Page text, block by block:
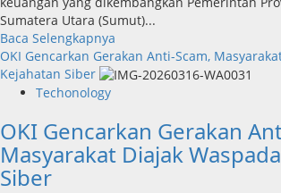
Sumatera Utara (Sumut)...
Baca Selengkapnya
more
about
Keuangan
Sumut
Berbuah
OKI Gencarkan Gerakan Anti-Scam,
Kejahatan Siber
Techonology
OKI Gencarkan Gerakan
Masyarakat Diajak
Siber